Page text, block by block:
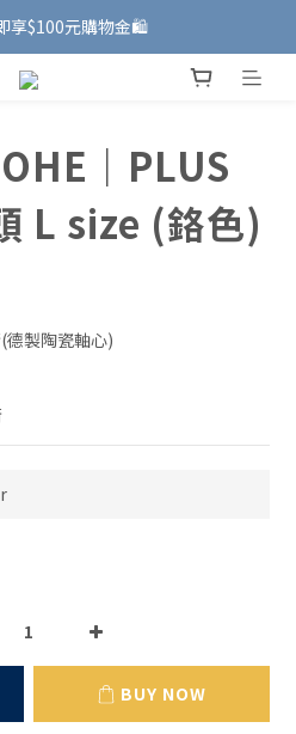
享$100元購物金🛍️
享$100元購物金🛍️
Line ID @885wywfl
享$100元購物金🛍️｜PLUS
L size (鉻色)
製陶瓷軸心)
BUY NOW